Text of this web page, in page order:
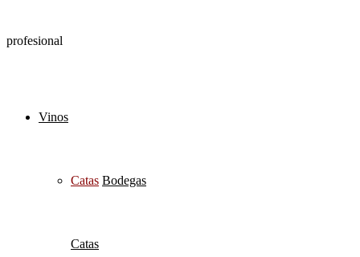
profesional
Vinos
Catas Bodegas
Catas